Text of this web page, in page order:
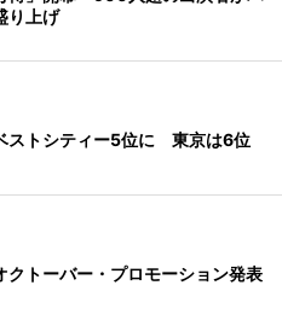
り上げ
ストシティー5位に 東京は6位
クトーバー・プロモーション発表